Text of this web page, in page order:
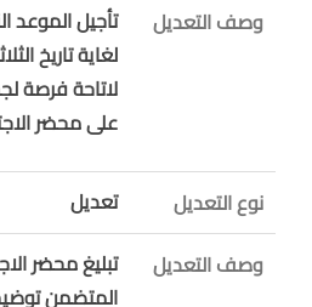
وصف التعديل
تأجيل الموعد
لاتاحة فرصة
على محضر
نوع التعديل
تعديل
وصف التعديل
تبليغ محضر
المتضمن